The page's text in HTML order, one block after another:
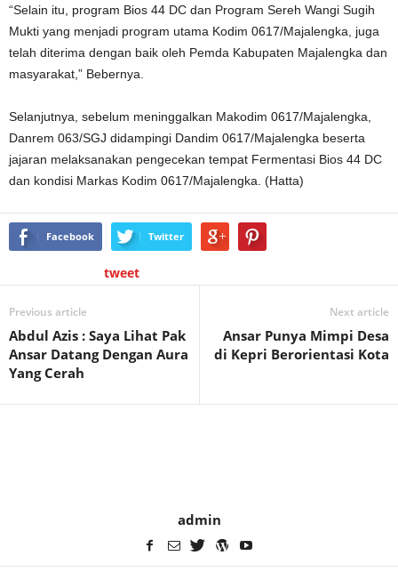
“Selain itu, program Bios 44 DC dan Program Sereh Wangi Sugih
Mukti yang menjadi program utama Kodim 0617/Majalengka, juga
telah diterima dengan baik oleh Pemda Kabupaten Majalengka dan
masyarakat,” Bebernya.
Selanjutnya, sebelum meninggalkan Makodim 0617/Majalengka,
Danrem 063/SGJ didampingi Dandim 0617/Majalengka beserta
jajaran melaksanakan pengecekan tempat Fermentasi Bios 44 DC
dan kondisi Markas Kodim 0617/Majalengka. (Hatta)
Facebook Twitter
tweet
Previous article
Abdul Azis : Saya Lihat Pak
Ansar Datang Dengan Aura
Yang Cerah
Next article
Ansar Punya Mimpi Desa
di Kepri Berorientasi Kota
admin